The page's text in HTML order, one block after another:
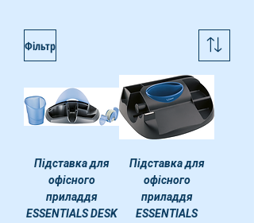
Фільтр
Підставка для
офісного
приладдя
ESSENTIALS DESK
Підставка для
офісного
приладдя
ESSENTIALS